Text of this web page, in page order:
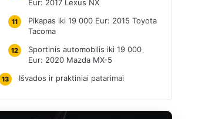
Eur: 2017 Lexus NX
11
Pikapas iki 19 000 Eur: 2015 Toyota
Tacoma
12
Sportinis automobilis iki 19 000
Eur: 2020 Mazda MX-5
13 Išvados ir praktiniai patarimai